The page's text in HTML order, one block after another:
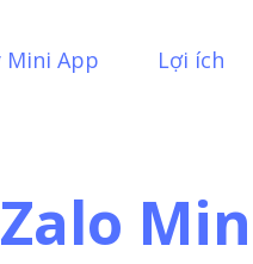
Mini App Lợi ích
Zalo